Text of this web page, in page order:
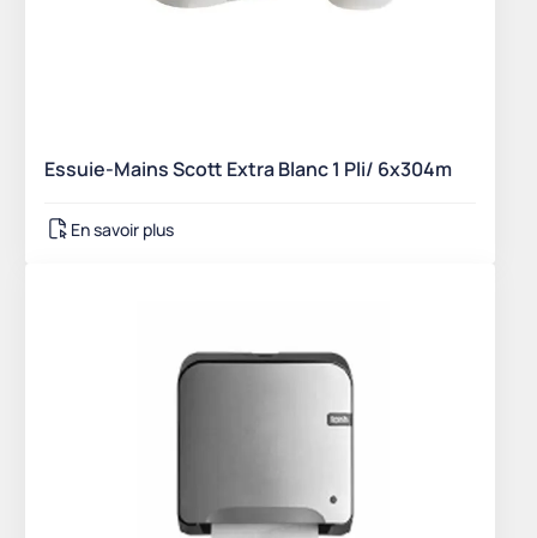
Essuie-Mains Scott Extra Blanc 1 Pli/ 6x304m
En savoir plus